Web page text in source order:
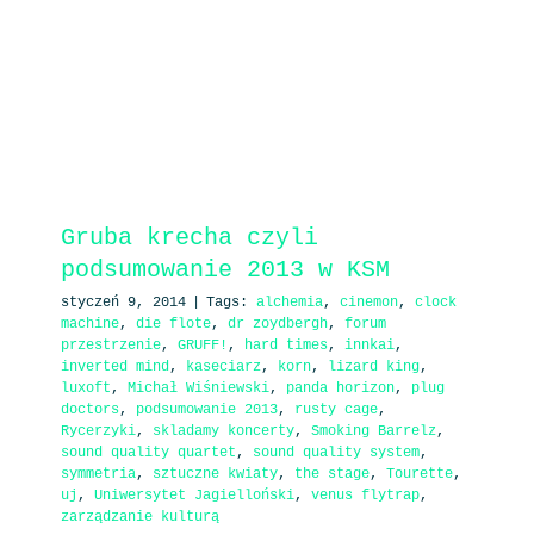
Gruba krecha czyli
podsumowanie 2013 w KSM
styczeń 9, 2014 Tags: alchemia, cinemon, clock
machine, die flote, dr zoydbergh, forum
przestrzenie, GRUFF! , hard times, innkai,
inverted mind, kaseciarz, korn, lizard king,
luxoft, Michał Wiśniewski, panda horizon, plug
doctors, podsumowanie 2013, rusty cage,
Rycerzyki, skladamy koncerty, Smoking Barrelz,
sound quality quartet, sound quality system,
symmetria, sztuczne kwiaty, the stage, Tourette,
uj , Uniwersytet Jagielloński, venus flytrap,
zarządzanie kulturą